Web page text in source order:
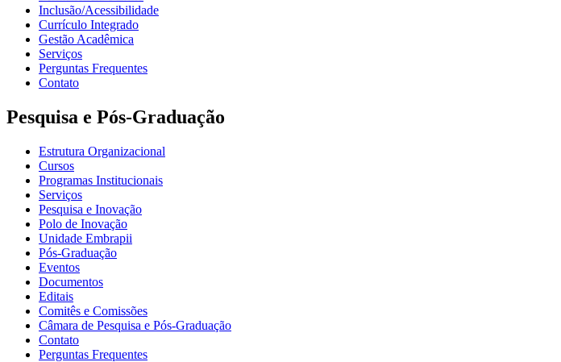
Inclusão/Acessibilidade
Currículo Integrado
Gestão Acadêmica
Serviços
Perguntas Frequentes
Contato
Pesquisa e Pós-Graduação
Estrutura Organizacional
Cursos
Programas Institucionais
Serviços
Pesquisa e Inovação
Polo de Inovação
Unidade Embrapii
Pós-Graduação
Eventos
Documentos
Editais
Comitês e Comissões
Câmara de Pesquisa e Pós-Graduação
Contato
Perguntas Frequentes